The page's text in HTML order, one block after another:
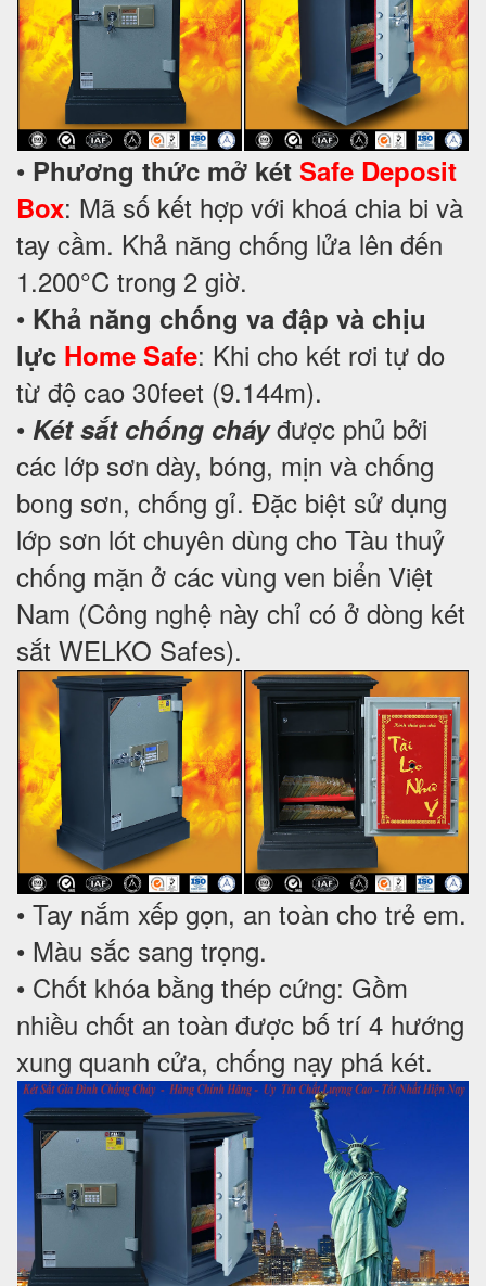
• Phương thức mở két Safe Deposit
Box: Mã số kết hợp với khoá chia bi và
tay cầm. Khả năng chống lửa lên đến
1.200°C trong 2 giờ.
• Khả năng chống va đập và chịu
lực Home Safe: Khi cho két rơi tự do
từ độ cao 30feet (9.144m).
• Két sắt chống cháyđược phủ bởi
các lớp sơn dày, bóng, mịn và chống
bong sơn, chống gỉ. Đặc biệt sử dụng
lớp sơn lót chuyên dùng cho Tàu thuỷ
chống mặn ở các vùng ven biển Việt
Nam (Công nghệ này chỉ có ở dòng két
sắt WELKO Safes).
• Tay nắm xếp gọn, an toàn cho trẻ em.
• Màu sắc sang trọng.
• Chốt khóa bằng thép cứng: Gồm
nhiều chốt an toàn được bố trí 4 hướng
xung quanh cửa, chống nạy phá két.